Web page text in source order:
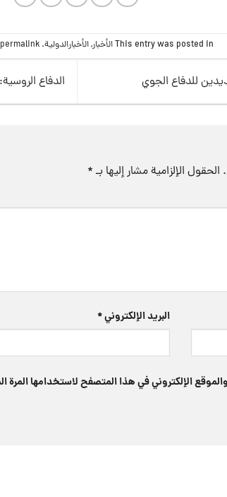
This entry was posted inالأخبار,الأخبارالدولية. Bookmark the
permalink
للدفاع الجوي الدفاع الروسية: إسقاط 57 مسيّرة
الحقول الإلزامية مشار إليها بـ *
البريد الإلكتروني*
الإلكتروني في هذا المتصفح لاستخدامها المرة